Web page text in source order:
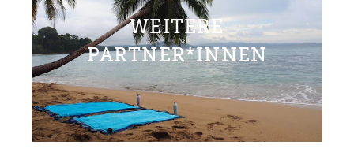
WEITERE
PARTNER*INNEN